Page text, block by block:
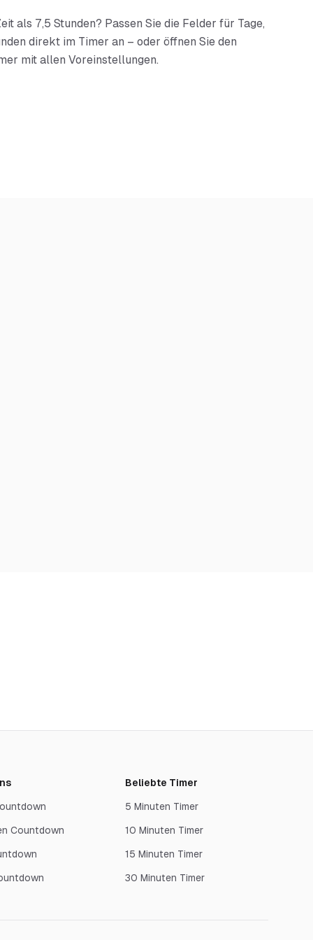
als 7,5 Stunden? Passen Sie die Felder für Tage,
direkt im Timer an – oder öffnen Sie den
mit allen Voreinstellungen.
Countdown
Beliebte Timer
5 Minuten Timer
10 Minuten Timer
15 Minuten Timer
30 Minuten Timer